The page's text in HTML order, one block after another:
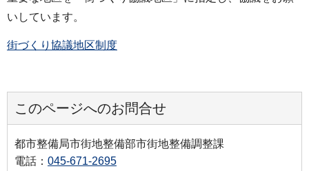
いしています。
街づくり協議地区制度
このページへのお問合せ
都市整備局市街地整備部市街地整備調整課
電話： 045-671-2695